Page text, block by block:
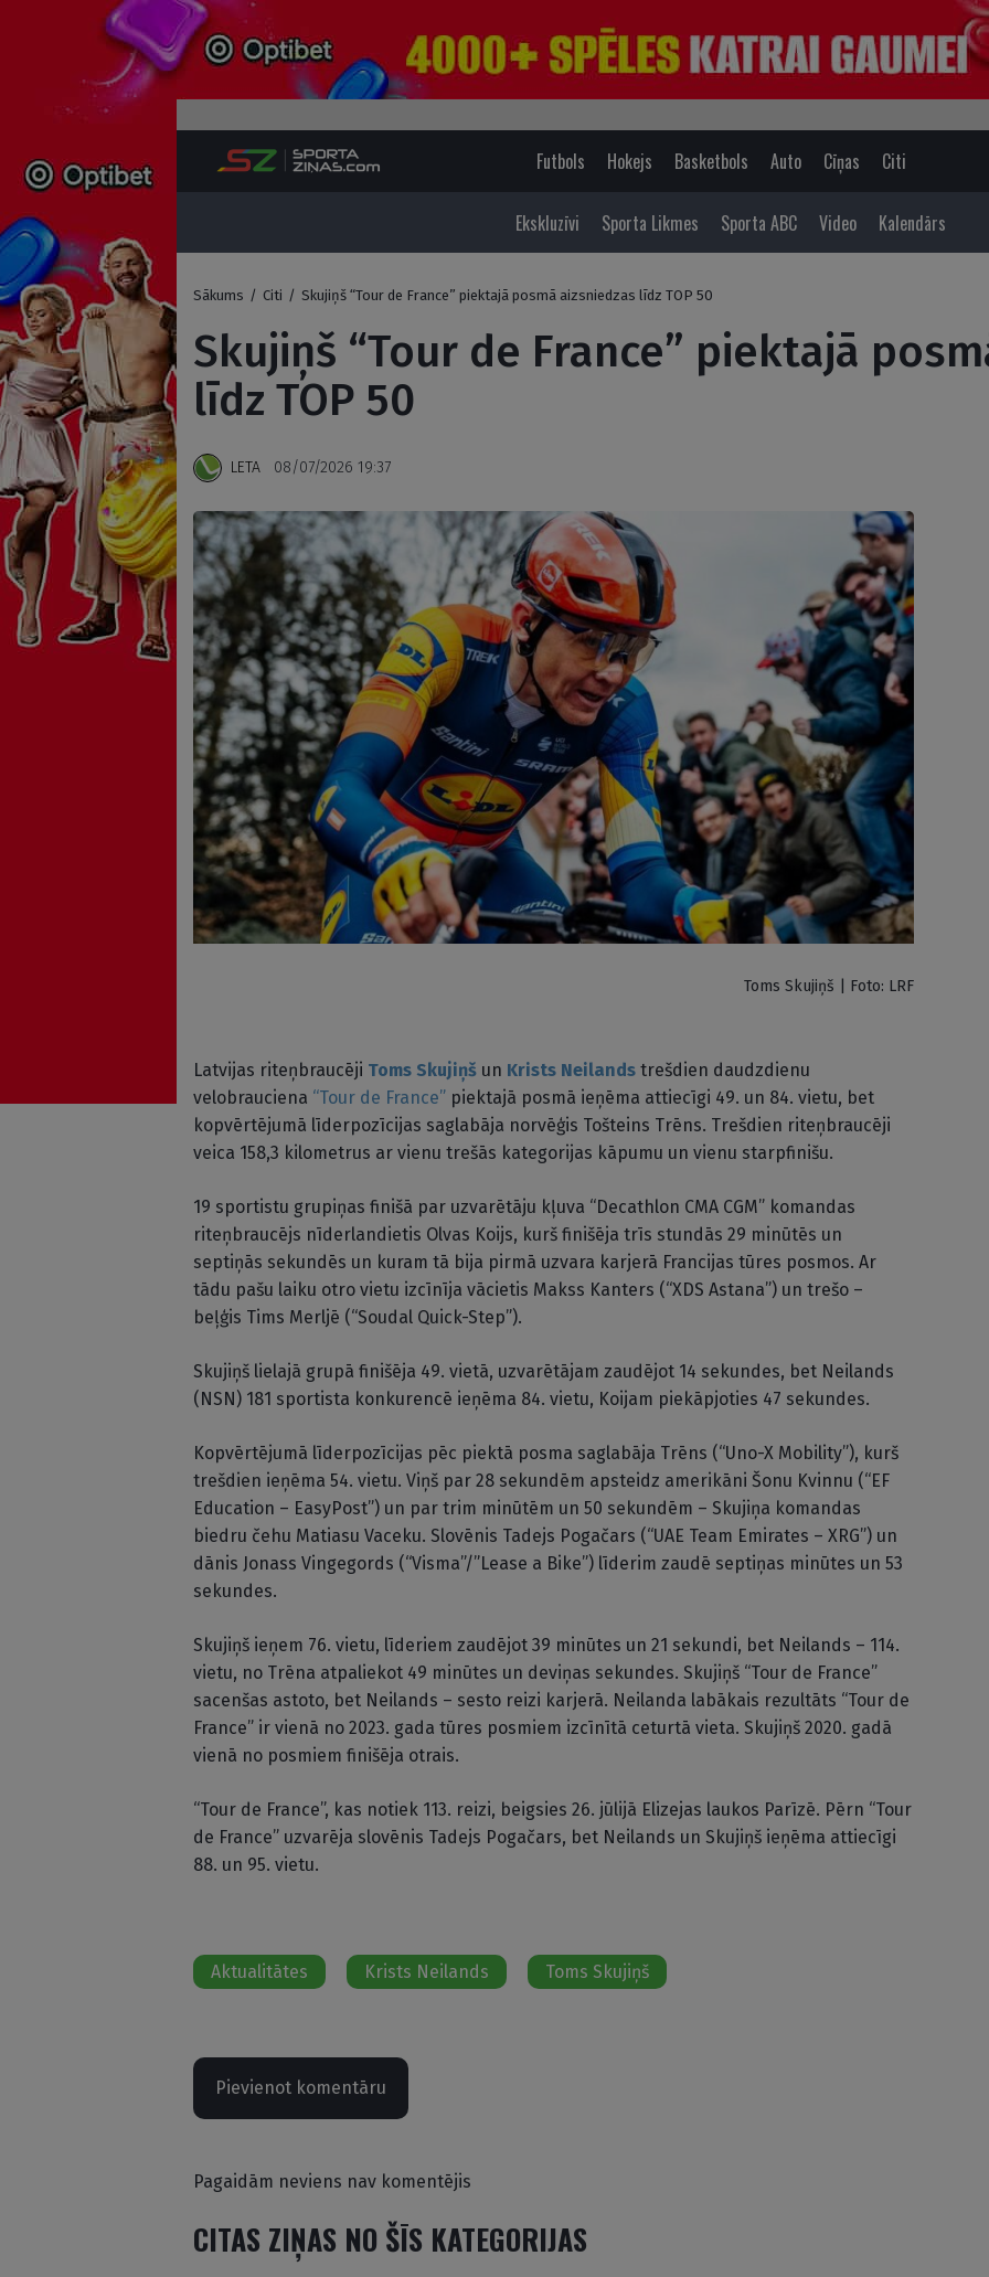
Futbols Hokejs Basketbols Auto Cīņas Citi
Ekskluzīvi Sporta Likmes Sporta ABC Video Kalendārs
Sākums / Citi / Skujiņš “Tour de France” piektajā posmā aizsniedzas līdz TOP 50
Skujiņš “Tour de France” piektajā
līdz TOP 50
LETA 08/07/2026 19:37
Toms Skujiņš | Foto: LRF
Latvijas riteņbraucēji Toms Skujiņš un Krists Neilands trešdien daudzdienu
velobrauciena “Tour de France” piektajā posmā ieņēma attiecīgi 49. un 84. vietu, bet
kopvērtējumā līderpozīcijas saglabāja norvēģis Tošteins Trēns. Trešdien riteņbraucēji
veica 158,3 kilometrus ar vienu trešās kategorijas kāpumu un vienu starpfinišu.
19 sportistu grupiņas finišā par uzvarētāju kļuva “Decathlon CMA CGM” komandas
riteņbraucējs nīderlandietis Olvas Koijs, kurš finišēja trīs stundās 29 minūtēs un
septiņās sekundēs un kuram tā bija pirmā uzvara karjerā Francijas tūres posmos. Ar
tādu pašu laiku otro vietu izcīnīja vācietis Makss Kanters (“XDS Astana”) un trešo –
beļģis Tims Merljē (“Soudal Quick-Step”).
Skujiņš lielajā grupā finišēja 49. vietā, uzvarētājam zaudējot 14 sekundes, bet Neilands
(NSN) 181 sportista konkurencē ieņēma 84. vietu, Koijam piekāpjoties 47 sekundes.
Kopvērtējumā līderpozīcijas pēc piektā posma saglabāja Trēns (“Uno-X Mobility”), kurš
trešdien ieņēma 54. vietu. Viņš par 28 sekundēm apsteidz amerikāni Šonu Kvinnu (“EF
Education – EasyPost”) un par trim minūtēm un 50 sekundēm – Skujiņa komandas
biedru čehu Matiasu Vaceku. Slovēnis Tadejs Pogačars (“UAE Team Emirates – XRG”) un
dānis Jonass Vingegords (“Visma”/”Lease a Bike”) līderim zaudē septiņas minūtes un 53
sekundes.
Skujiņš ieņem 76. vietu, līderiem zaudējot 39 minūtes un 21 sekundi, bet Neilands – 114.
vietu, no Trēna atpaliekot 49 minūtes un deviņas sekundes. Skujiņš “Tour de France”
sacenšas astoto, bet Neilands – sesto reizi karjerā. Neilanda labākais rezultāts “Tour de
France” ir vienā no 2023. gada tūres posmiem izcīnītā ceturtā vieta. Skujiņš 2020. gadā
vienā no posmiem finišēja otrais.
“Tour de France”, kas notiek 113. reizi, beigsies 26. jūlijā Elizejas laukos Parīzē. Pērn “Tour
de France” uzvarēja slovēnis Tadejs Pogačars, bet Neilands un Skujiņš ieņēma attiecīgi
88. un 95. vietu.
Aktualitātes Krists Neilands Toms Skujiņš
Pievienot komentāru
Pagaidām neviens nav komentējis
CITAS ZIŅAS NO ŠĪS KATEGORIJAS